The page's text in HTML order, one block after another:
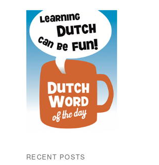
content
content
RECENT POSTS